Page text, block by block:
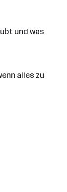
und was
alles zu